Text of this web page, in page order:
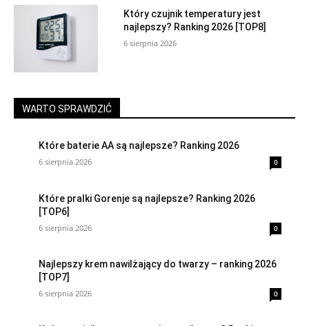
Który czujnik temperatury jest
najlepszy? Ranking 2026 [TOP8]
6 sierpnia 2026
WARTO SPRAWDZIĆ
Które baterie AA są najlepsze? Ranking 2026
6 sierpnia 2026 0
Które pralki Gorenje są najlepsze? Ranking 2026
[TOP6]
6 sierpnia 2026 0
Najlepszy krem nawilżający do twarzy – ranking 2026
[TOP7]
6 sierpnia 2026 0